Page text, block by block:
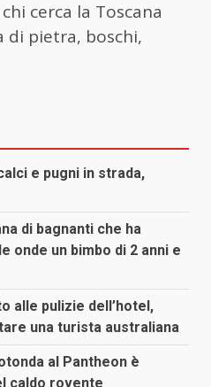
cerca la Toscana
di pietra, boschi,
e pugni in strada,
di bagnanti che ha
onde un bimbo di 2 anni e
alle pulizie dell’hotel,
una turista australiana
al Pantheon è
caldo rovente